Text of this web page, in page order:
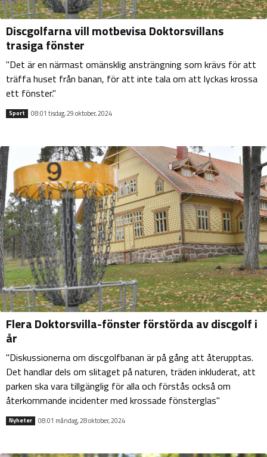
Discgolfarna vill motbevisa Doktorsvillans
trasiga fönster
"Det är en närmast omänsklig ansträngning som krävs för att
träffa huset från banan, för att inte tala om att lyckas krossa
ett fönster."
Sport 08:01 tisdag, 29 oktober, 2024
Flera Doktorsvilla-fönster förstörda av discgolf i
år
"Diskussionerna om discgolfbanan är på gång att återupptas.
Det handlar dels om slitaget på naturen, träden inkluderat, att
parken ska vara tillgänglig för alla och förstås också om
återkommande incidenter med krossade fönsterglas"
Nyheter 08:01 måndag, 28 oktober, 2024